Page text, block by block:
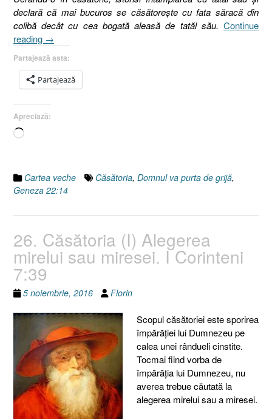
declară că mai bucuros se căsătorește cu fata săracă din
colibă decât cu cea bogată aleasă de tatăl său. Continue
reading „27.
(II),
Domnul
va
purta
de
→
Partajează asta:
Partajează
Apreciază:
Încarc...
Cartea veche Căsătoria, Domnul va purta de grijă,
Geneza 22:14
26. Căsătoria (I) Alegerea
mirelui sau miresei. I Corinteni
7:39
5 noiembrie, 2016 Florin
Scopul căsătoriei este sporirea
împărăției lui Dumnezeu pe
calea unei rândueli cinstite.
Tocmai fiind vorba de
împărăția lui Dumnezeu, nu
averea trebue căutată la
alegerea mirelui sau a miresei.